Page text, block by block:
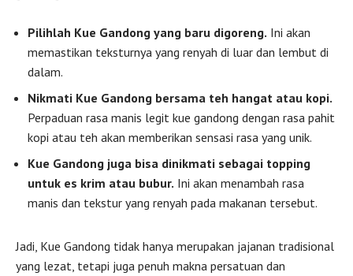
Pilihlah Kue Gandong yang baru digoreng. Ini akan
memastikan teksturnya yang renyah di luar dan lembut di
dalam.
Nikmati Kue Gandong bersama teh hangat atau kopi.
Perpaduan rasa manis legit kue gandong dengan rasa pahit
kopi atau teh akan memberikan sensasi rasa yang unik.
Kue Gandong juga bisa dinikmati sebagai topping
untuk es krim atau bubur. Ini akan menambah rasa
manis dan tekstur yang renyah pada makanan tersebut.
Jadi, Kue Gandong tidak hanya merupakan jajanan tradisional
yang lezat, tetapi juga penuh makna persatuan dan